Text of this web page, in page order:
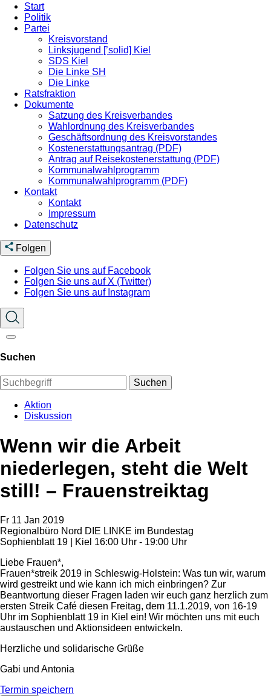
Start
Politik
Partei
Kreisvorstand
Linksjugend [’solid] Kiel
SDS Kiel
Die Linke SH
Die Linke
Ratsfraktion
Dokumente
Satzung des Kreisverbandes
Wahlordnung des Kreisverbandes
Geschäftsordnung des Kreisvorstandes
Kostenerstattungsantrag (PDF)
Antrag auf Reisekostenerstattung (PDF)
Kommunalwahlprogramm
Kommunalwahlprogramm (PDF)
Kontakt
Kontakt
Impressum
Datenschutz
Folgen
Folgen Sie uns auf Facebook
Folgen Sie uns auf X (Twitter)
Folgen Sie uns auf Instagram
Suchen
Suchen
Aktion
Diskussion
Wenn wir die Arbeit
niederlegen, steht die Welt
still! – Frauenstreiktag
Fr 11 Jan 2019
Regionalbüro Nord DIE LINKE im Bundestag
Sophienblatt 19 | Kiel 16:00 Uhr - 19:00 Uhr
Liebe Frauen*,
Frauen*streik 2019 in Schleswig-Holstein: Was tun wir, warum
wird gestreikt und wie kann ich mich einbringen? Zur
Beantwortung dieser Fragen laden wir euch ganz herzlich zum
ersten Streik Café diesen Freitag, dem 11.1.2019, von 16-19
Uhr im Sophienblatt 19 in Kiel ein! Wir möchten uns mit euch
austauschen und Aktionsideen entwickeln.
Herzliche und solidarische Grüße
Gabi und Antonia
Termin speichern